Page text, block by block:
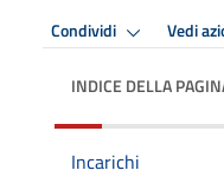
Condividi Vedi
INDICE DELLA
Incarichi